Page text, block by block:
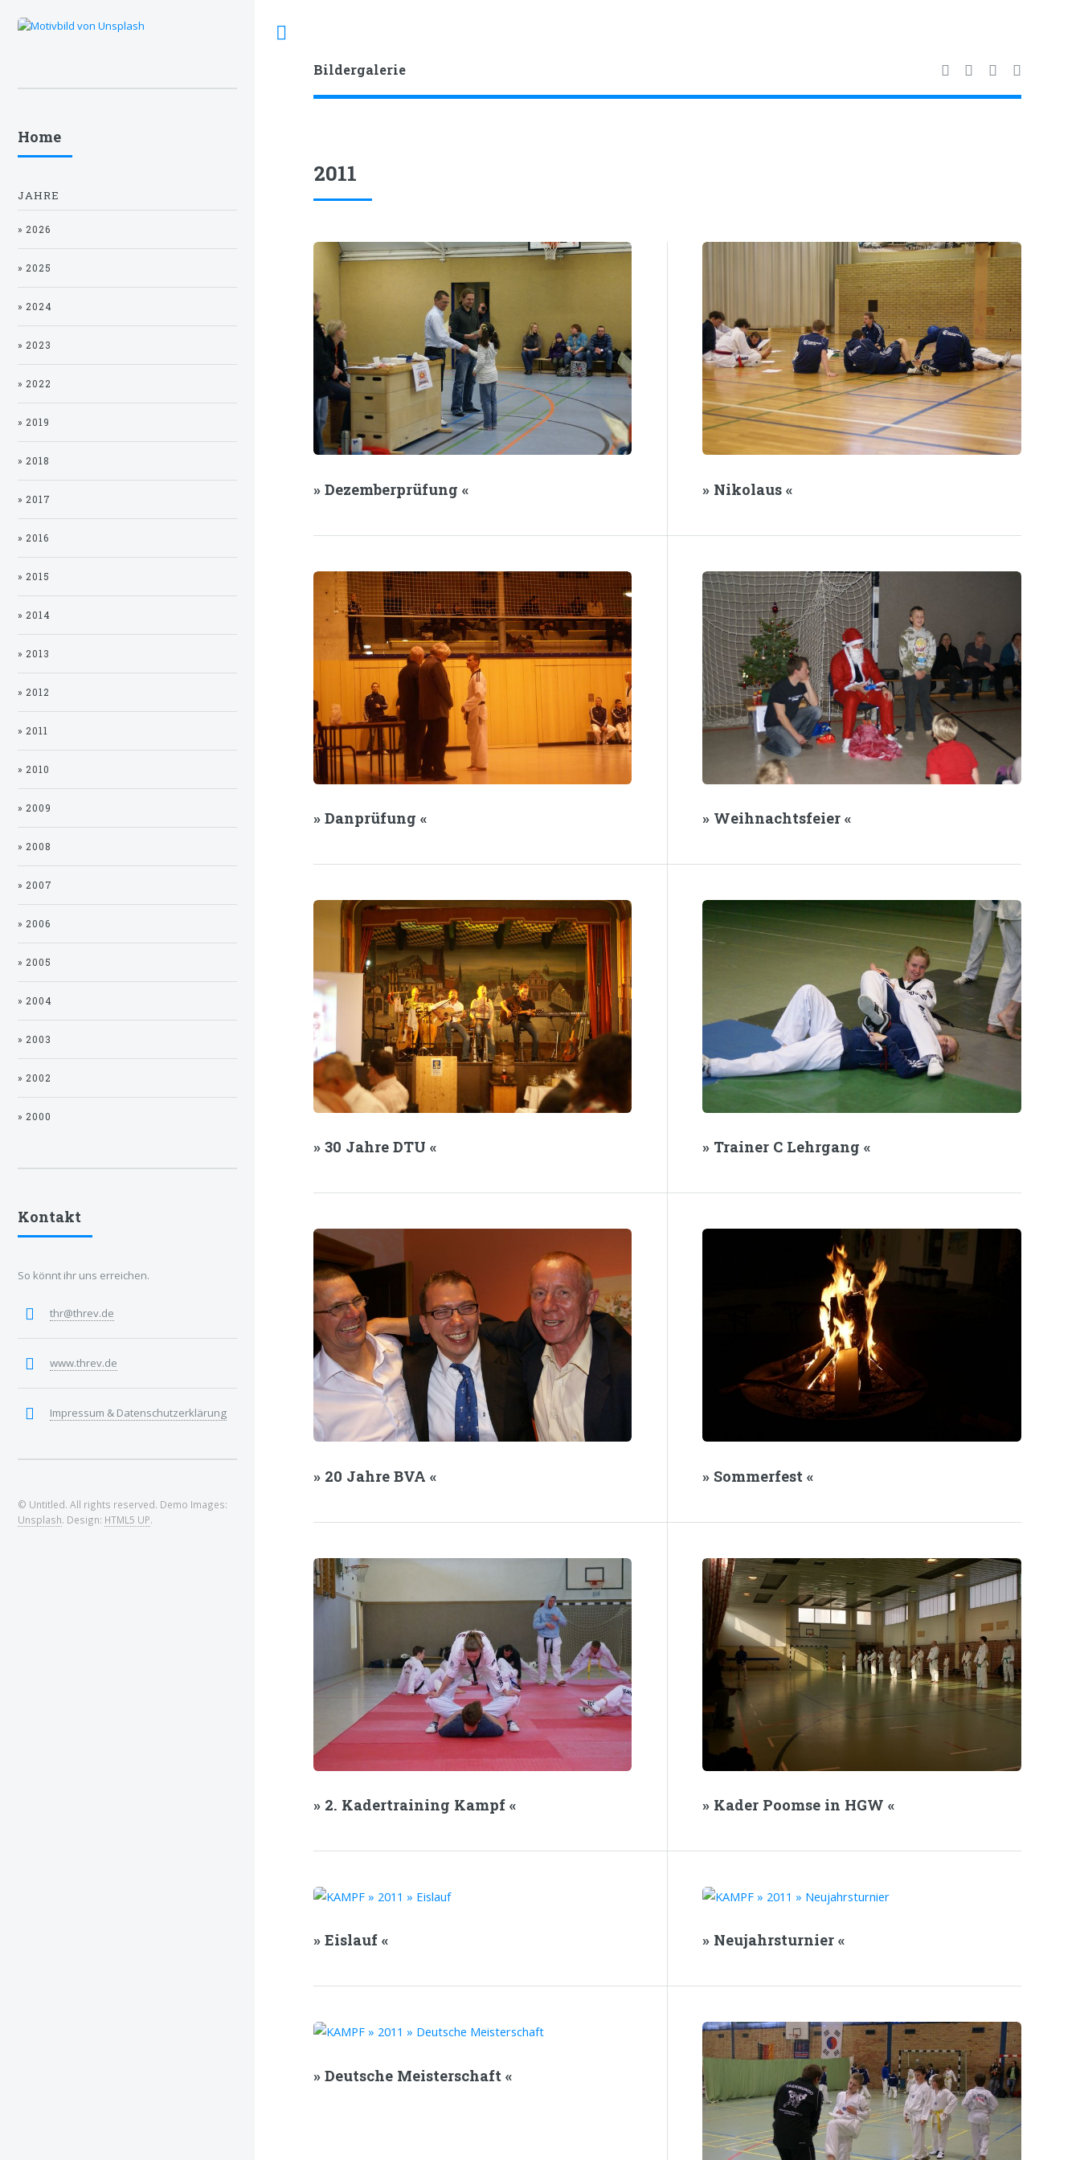
Bildergalerie
2011
» Dezemberprüfung « » Nikolaus «
» Danprüfung « » Weihnachtsfeier «
» 30 Jahre DTU « » Trainer C Lehrgang «
» 20 Jahre BVA « » Sommerfest «
» 2. Kadertraining Kampf « » Kader Poomse in HGW «
» Eislauf « » Neujahrsturnier «
» Deutsche Meisterschaft «
Home
JAHRE
» 2026
» 2025
» 2024
» 2023
» 2022
» 2019
» 2018
» 2017
» 2016
» 2015
» 2014
» 2013
» 2012
» 2011
» 2010
» 2009
» 2008
» 2007
» 2006
» 2005
» 2004
» 2003
» 2002
» 2000
Kontakt
So könnt ihr uns erreichen.
thr@threv.de
www.threv.de
Impressum & Datenschutzerklärung
© Untitled. All rights reserved. Demo Images:
Unsplash. Design: HTML5 UP.
Toggle